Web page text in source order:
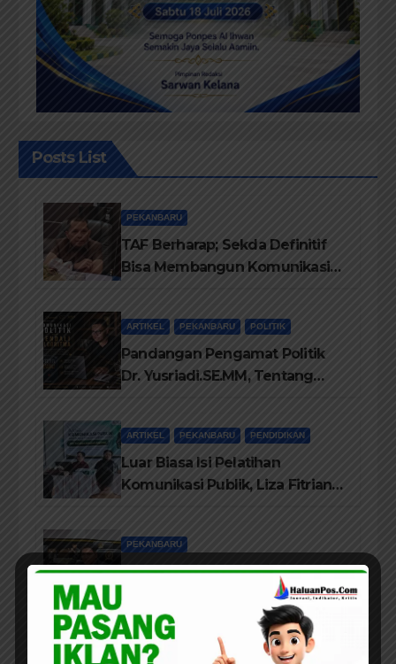
Posts List
PEKANBARU
TAF Berharap; Sekda Definitif
Bisa Membangun Komunikasi
ARTIKEL PEKANBARU POLITIK
Pandangan Pengamat Politik
Dr. Yusriadi.SE.MM, Tentang
ARTIKEL PEKANBARU PENDIDIKAN
Luar Biasa Isi Pelatihan
Komunikasi Publik, Liza Fitriani
PEKANBARU
Dewan Berharap, RT/RW Sudah
Dilantik Dapat Memberikan
Pelayanan Terbaik Kepada
Masyarakat
PEKANBARU